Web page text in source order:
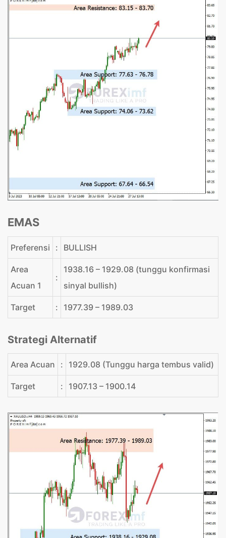
EMAS
Preferensi : BULLISH
Area
Acuan 1
:
1938.16 – 1929.08 (tunggu konfirmasi
sinyal bullish)
Target : 1977.39 – 1989.03
Strategi Alternatif
Area Acuan : 1929.08 (Tunggu harga tembus valid)
Target : 1907.13 – 1900.14